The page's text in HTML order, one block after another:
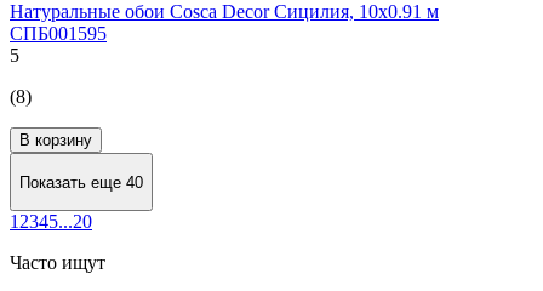
Натуральные обои Cosca Decor Сицилия, 10x0.91 м
СПБ001595
5
(8)
В корзину
Показать еще 40
1 2345...20
Часто ищут